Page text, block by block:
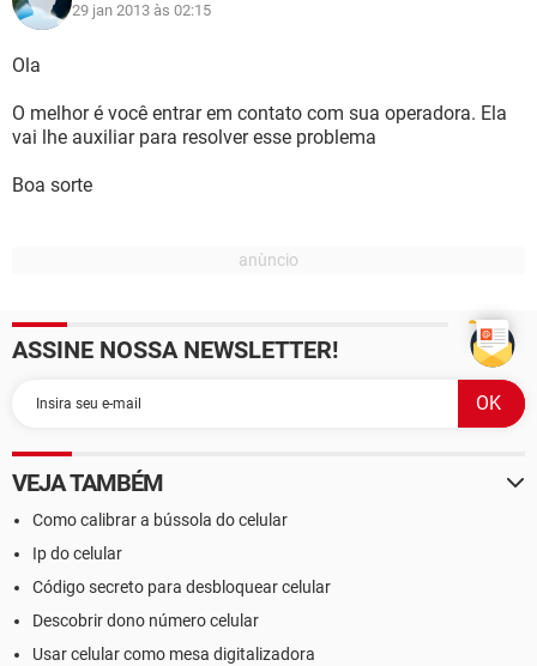
29 jan 2013 às 02:15
Ola
O melhor é você entrar em contato com sua operadora. Ela
vai lhe auxiliar para resolver esse problema
Boa sorte
ASSINE NOSSA NEWSLETTER!
VEJA TAMBÉM
Como calibrar a bússola do celular
Ip do celular
Código secreto para desbloquear celular
Descobrir dono número celular
Usar celular como mesa digitalizadora